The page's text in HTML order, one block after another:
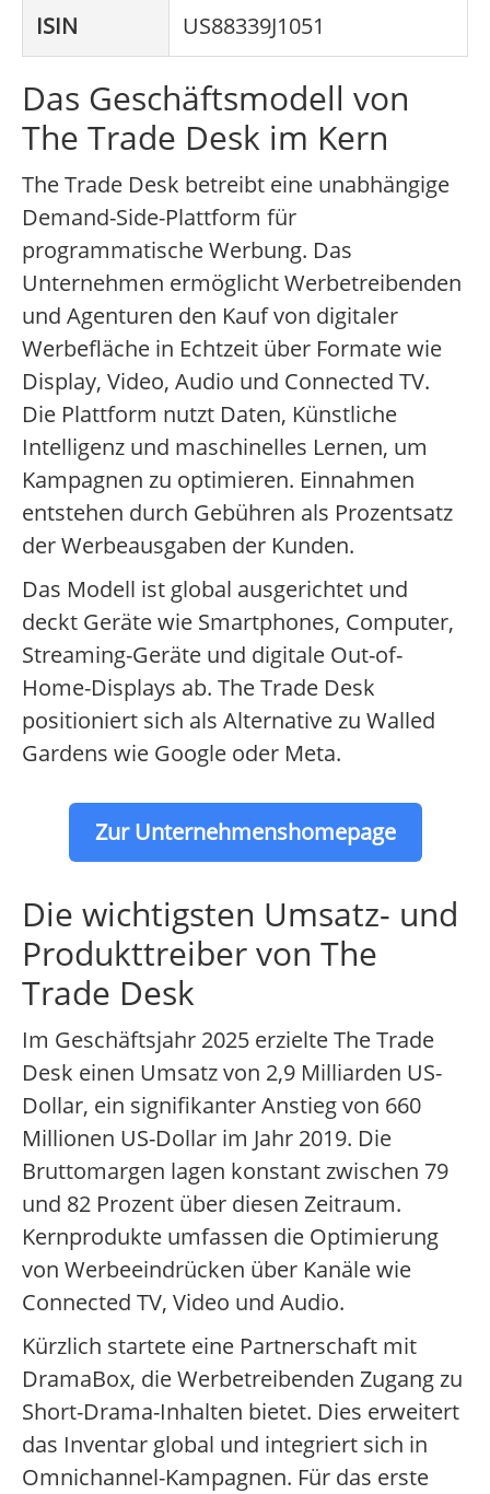
ISIN US88339J1051
Das Geschäftsmodell von
The Trade Desk im Kern
The Trade Desk betreibt eine unabhängige
Demand-Side-Plattform für
programmatische Werbung. Das
Unternehmen ermöglicht Werbetreibenden
und Agenturen den Kauf von digitaler
Werbefläche in Echtzeit über Formate wie
Display, Video, Audio und Connected TV.
Die Plattform nutzt Daten, Künstliche
Intelligenz und maschinelles Lernen, um
Kampagnen zu optimieren. Einnahmen
entstehen durch Gebühren als Prozentsatz
der Werbeausgaben der Kunden.
Das Modell ist global ausgerichtet und
deckt Geräte wie Smartphones, Computer,
Streaming-Geräte und digitale Out-of-
Home-Displays ab. The Trade Desk
positioniert sich als Alternative zu Walled
Gardens wie Google oder Meta.
Zur Unternehmenshomepage
Die wichtigsten Umsatz- und
Produkttreiber von The
Trade Desk
Im Geschäftsjahr 2025 erzielte The Trade
Desk einen Umsatz von 2,9 Milliarden US-
Dollar, ein signifikanter Anstieg von 660
Millionen US-Dollar im Jahr 2019. Die
Bruttomargen lagen konstant zwischen 79
und 82 Prozent über diesen Zeitraum.
Kernprodukte umfassen die Optimierung
von Werbeeindrücken über Kanäle wie
Connected TV, Video und Audio.
Kürzlich startete eine Partnerschaft mit
DramaBox, die Werbetreibenden Zugang zu
Short-Drama-Inhalten bietet. Dies erweitert
das Inventar global und integriert sich in
Omnichannel-Kampagnen. Für das erste